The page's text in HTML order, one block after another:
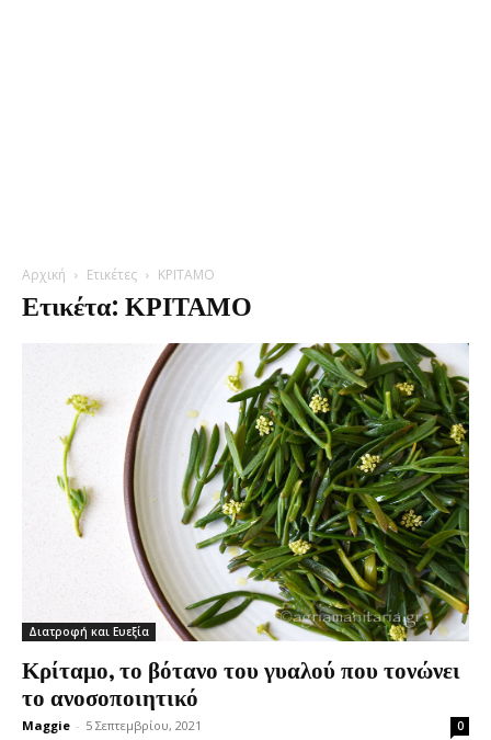
Αρχική Ετικέτες ΚΡΙΤΑΜΟ
Ετικέτα: ΚΡΙΤΑΜΟ
Διατροφή και Ευεξία
Κρίταμο, το βότανο του γυαλού που τονώνει
το ανοσοποιητικό
Maggie - 5 Σεπτεμβρίου, 2021 0